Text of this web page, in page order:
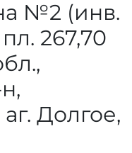
№2 (инв.
267,70
Долгое,